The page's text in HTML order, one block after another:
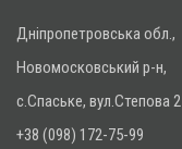
Дніпропетровська обл.,
Новомосковський р-н,
с.Спаське, вул.Степова 2
+38 (098) 172-75-99